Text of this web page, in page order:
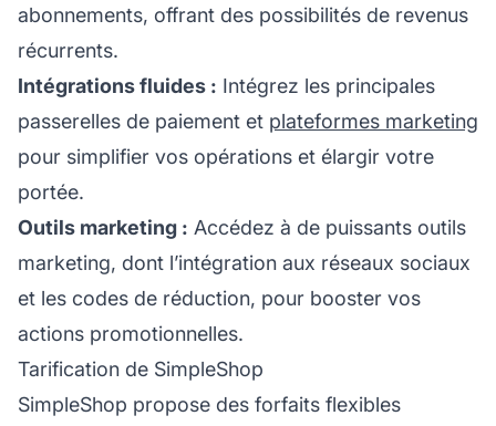
abonnements, offrant des possibilités de revenus
récurrents.
Intégrations fluides : Intégrez les principales
passerelles de paiement et plateformes marketing
pour simplifier vos opérations et élargir votre
portée.
Outils marketing : Accédez à de puissants outils
marketing, dont l’intégration aux réseaux sociaux
et les codes de réduction, pour booster vos
actions promotionnelles.
Tarification de SimpleShop
SimpleShop propose des forfaits flexibles